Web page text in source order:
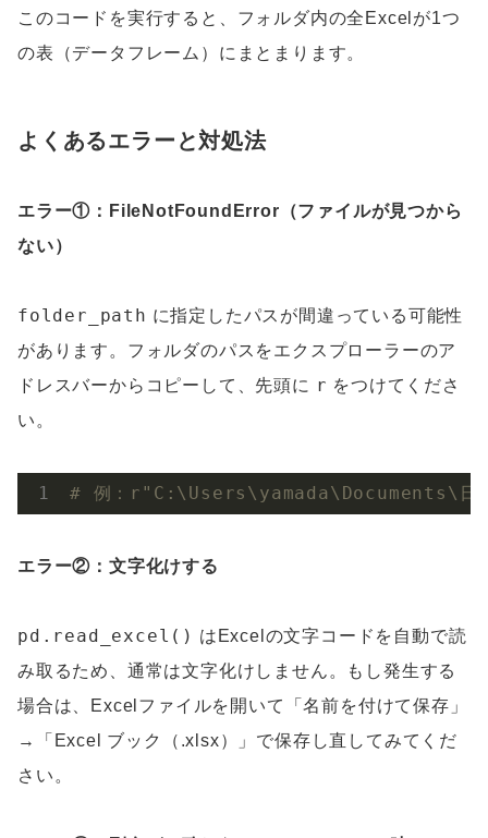
このコードを実行すると、フォルダ内の全Excelが1つ
の表（データフレーム）にまとまります。
よくあるエラーと対処法
エラー①：FileNotFoundError（ファイルが見つから
ない）
folder_path に指定したパスが間違っている可能性
があります。フォルダのパスをエクスプローラーのア
ドレスバーからコピーして、先頭に r をつけてくださ
い。
# 例：r"C:\Users\yamada\Documents\日
エラー②：文字化けする
pd.read_excel() はExcelの文字コードを自動で読
み取るため、通常は文字化けしません。もし発生する
場合は、Excelファイルを開いて「名前を付けて保存」
→「Excel ブック（.xlsx）」で保存し直してみてくだ
さい。